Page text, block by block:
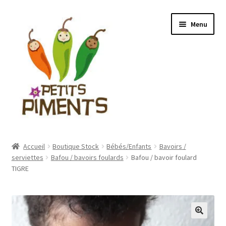
navigation
contenu
Menu
Boutique sur confection
enfant
le
menu
enfant
Mon compte
Ouvrir
Accueil Boutique Stock Bébés/Enfants
Bavoirs /
serviettes
Bafou / bavoirs foulards
Bafou / bavoir foulard
TIGRE